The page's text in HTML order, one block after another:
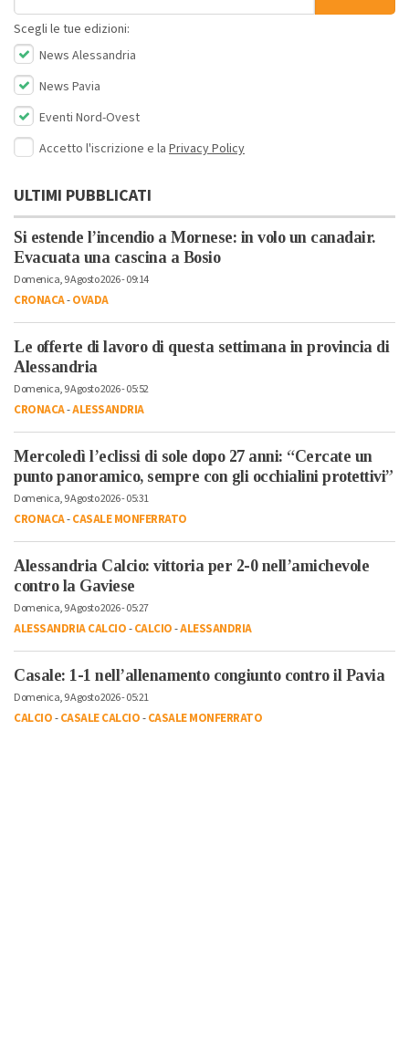
Scegli le tue edizioni:
News Alessandria
News Pavia
Eventi Nord-Ovest
Accetto l'iscrizione e la Privacy Policy
ULTIMI PUBBLICATI
Si estende l’incendio a Mornese: in volo un canadair.
Evacuata una cascina a Bosio
Domenica, 9 Agosto 2026 - 09:14
CRONACA-OVADA
Le offerte di lavoro di questa settimana in provincia di
Alessandria
Domenica, 9 Agosto 2026 - 05:52
CRONACA-ALESSANDRIA
Mercoledì l’eclissi di sole dopo 27 anni: “Cercate un
punto panoramico, sempre con gli occhialini protettivi”
Domenica, 9 Agosto 2026 - 05:31
CRONACA-CASALE MONFERRATO
Alessandria Calcio: vittoria per 2-0 nell’amichevole
contro la Gaviese
Domenica, 9 Agosto 2026 - 05:27
ALESSANDRIA CALCIO-CALCIO-ALESSANDRIA
Casale: 1-1 nell’allenamento congiunto contro il Pavia
Domenica, 9 Agosto 2026 - 05:21
CALCIO-CASALE CALCIO-CASALE MONFERRATO